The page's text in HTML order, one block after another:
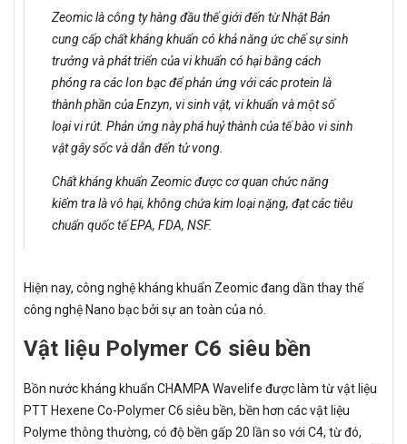
Zeomic là công ty hàng đầu thế giới đến từ Nhật Bản
cung cấp chất kháng khuẩn có khả năng ức chế sự sinh
trưởng và phát triển của vi khuẩn có hại bằng cách
phóng ra các Ion bạc để phản ứng với các protein là
thành phần của Enzyn, vi sinh vật, vi khuẩn và một số
loại vi rút. Phản ứng này phá huỷ thành của tế bào vi sinh
vật gây sốc và dẫn đến tử vong.
Chất kháng khuẩn Zeomic được cơ quan chức năng
kiểm tra là vô hại, không chứa kim loại nặng, đạt các tiêu
chuẩn quốc tế EPA, FDA, NSF.
Hiện nay, công nghệ kháng khuẩn Zeomic đang dần thay thế
công nghệ Nano bạc bởi sự an toàn của nó.
Vật liệu Polymer C6 siêu bền
Bồn nước kháng khuẩn CHAMPA Wavelife được làm từ vật liệu
PTT Hexene Co-Polymer C6 siêu bền, bền hơn các vật liệu
Polyme thông thường, có độ bền gấp 20 lần so với C4, từ đó,